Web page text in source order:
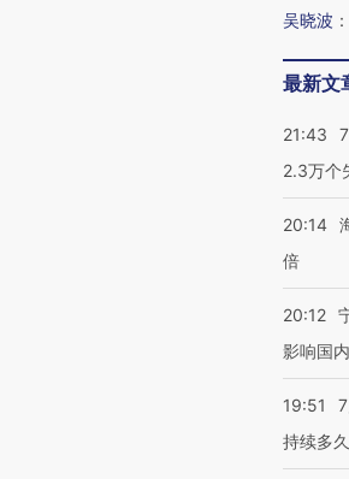
吴晓波 ：
最新文
21:43
2.3万个
20:14
倍
20:12
影响国
19:51
持续多久